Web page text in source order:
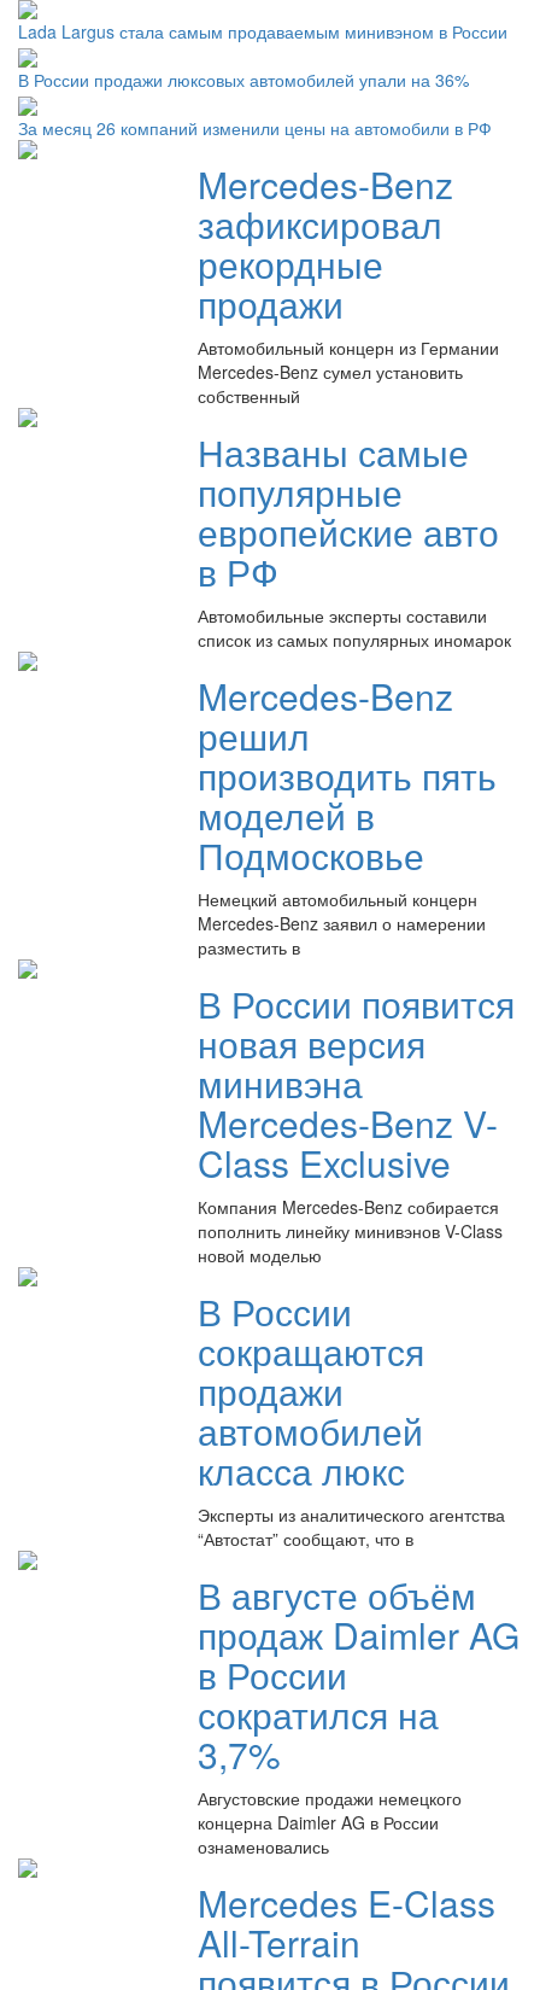
Lada Largus стала самым продаваемым минивэном в России
В России продажи люксовых автомобилей упали на 36%
За месяц 26 компаний изменили цены на автомобили в РФ
Mercedes-Benz
зафиксировал
рекордные
продажи
Автомобильный концерн из Германии
Mercedes-Benz сумел установить
собственный
Названы самые
популярные
европейские авто
в РФ
Автомобильные эксперты составили
список из самых популярных иномарок
Mercedes-Benz
решил
производить пять
моделей в
Подмосковье
Немецкий автомобильный концерн
Mercedes-Benz заявил о намерении
разместить в
В России появится
новая версия
минивэна
Mercedes-Benz V-
Class Exclusive
Компания Mercedes-Benz собирается
пополнить линейку минивэнов V-Class
новой моделью
В России
сокращаются
продажи
автомобилей
класса люкс
Эксперты из аналитического агентства
“Автостат” сообщают, что в
В августе объём
продаж Daimler AG
в России
сократился на
3,7%
Августовские продажи немецкого
концерна Daimler AG в России
ознаменовались
Mercedes E-Class
All-Terrain